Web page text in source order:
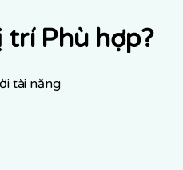
Phù hợp?
tài năng